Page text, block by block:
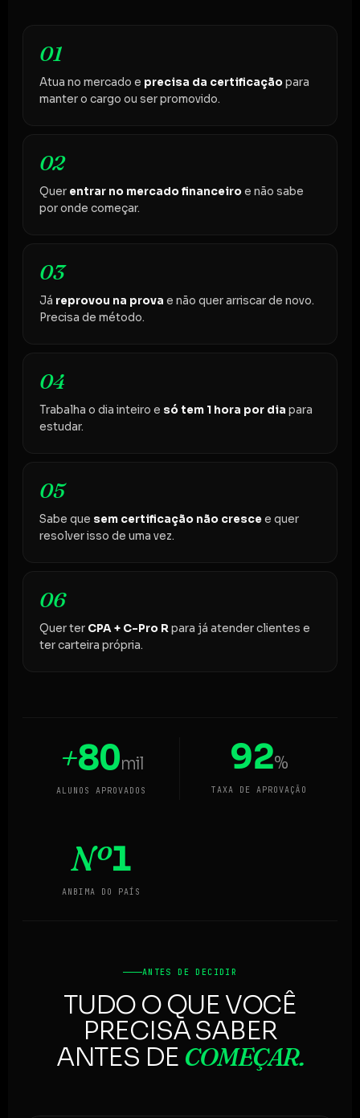
01
Atua no mercado e precisa da certificaçãopara
manter o cargo ou ser promovido.
02
Quer entrar no mercado financeiroe não sabe
por onde começar.
03
Já reprovou na prova e não quer arriscar de novo.
Precisa de método.
04
Trabalha o dia inteiro e só tem 1 hora por dia para
estudar.
05
Sabe que sem certificação não crescee quer
resolver isso de uma vez.
06
Quer ter CPA + C-Pro Rpara já atender clientes e
ter carteira própria.
+80mil
ALUNOS APROVADOS
92%
TAXA DE APROVAÇÃO
Nº1
ANBIMA DO PAÍS
ANTES DE DECIDIR
TUDO O QUE VOCÊ
PRECISA SABER
ANTES DE COMEÇAR.